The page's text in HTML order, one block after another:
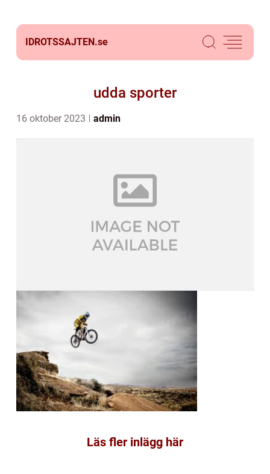
IDROTSSAJTEN.se
udda sporter
16 oktober 2023 admin
Läs fler inlägg här